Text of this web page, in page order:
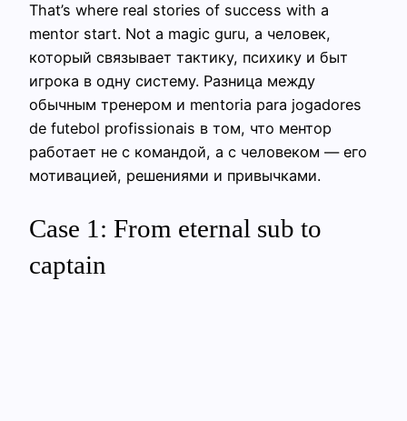
That’s where real stories of success with a
mentor start. Not a magic guru, а человек,
который связывает тактику, психику и быт
игрока в одну систему. Разница между
обычным тренером и mentoria para jogadores
de futebol profissionais в том, что ментор
работает не с командой, а с человеком — его
мотивацией, решениями и привычками.
Case 1: From eternal sub to
captain